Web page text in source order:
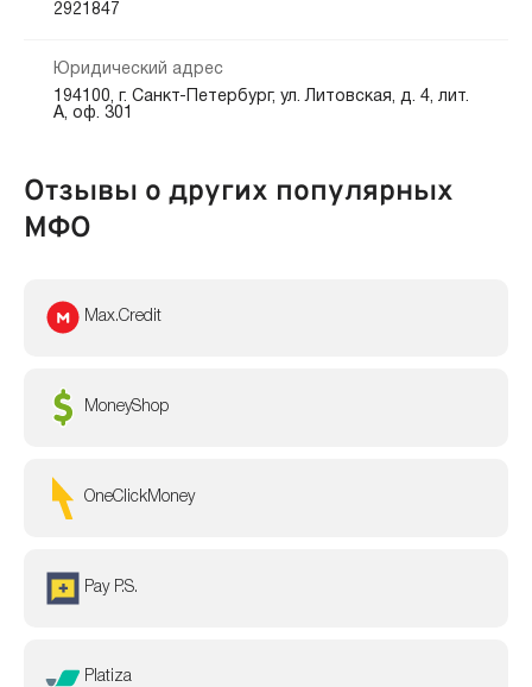
2921847
Юридический адрес
194100, г. Санкт-Петербург, ул. Литовская, д. 4, лит.
А, оф. 301
Отзывы о других популярных
МФО
Max.Credit
MoneyShop
OneClickMoney
Pay P.S.
Platiza